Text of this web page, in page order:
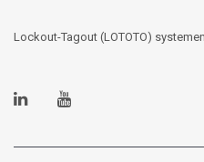
Lockout-Tagout (LOTOTO)